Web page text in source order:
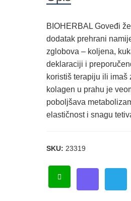
BIOHERBAL Goveđi
dodatak prehrani
zglobova – koljena,
deklaraciji i
koristiš terapiju ili
kolagen u prahu je
poboljšava
elastičnost i snagu
SKU: 23319